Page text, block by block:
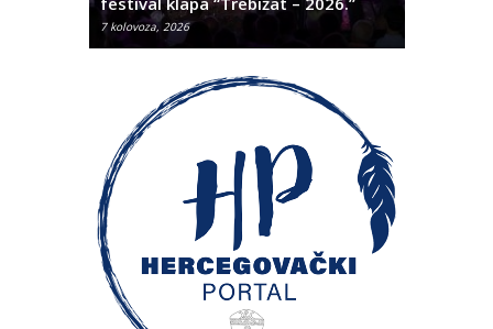
7 kolovoza, 2026